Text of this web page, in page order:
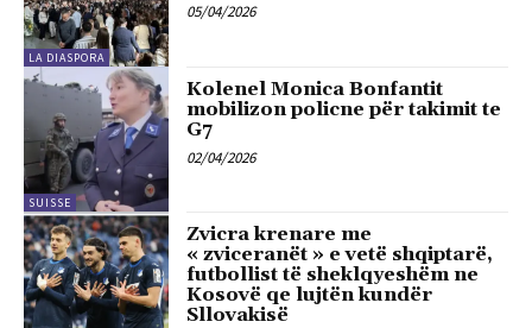
LA DIASPORA
05/04/2026
SUISSE
Kolenel Monica Bonfantit
mobilizon policne për takimit te
G7
02/04/2026
Zvicra krenare me
« zviceranët » e vetë shqiptarë,
futbollist të sheklqyeshëm ne
Kosovë qe lujtën kundër
Sllovakisë